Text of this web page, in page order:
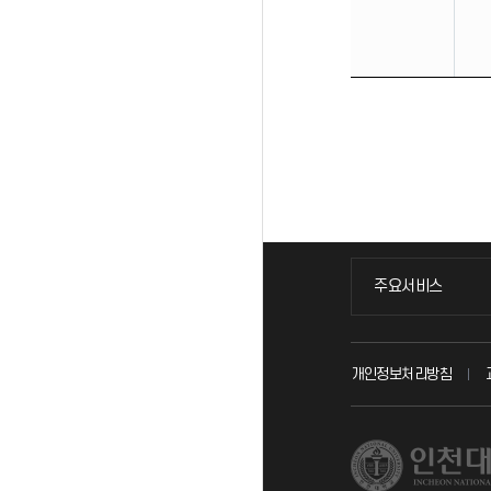
주요서비스
주요서비스
교무회의방송
시설예약
개인정보처리방침